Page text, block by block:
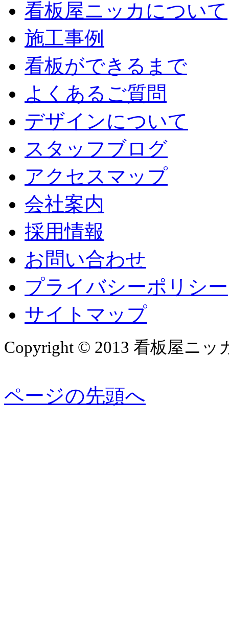
看板屋ニッカについて
施工事例
看板ができるまで
よくあるご質問
デザインについて
スタッフブログ
アクセスマップ
会社案内
採用情報
お問い合わせ
プライバシーポリシー
サイトマップ
Copyright © 2013 看板屋ニッ
ページの先頭へ